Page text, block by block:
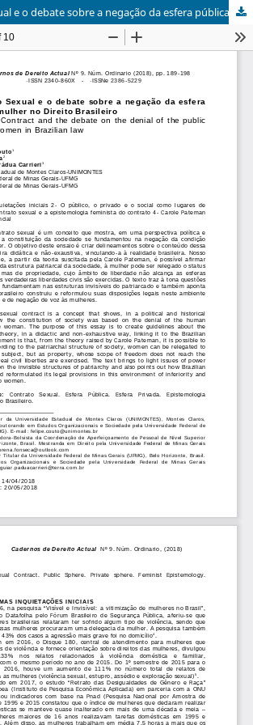
O Contrato Sexual e o debate sobre a negação da esfera pública à mulher no Direito Brasileiro